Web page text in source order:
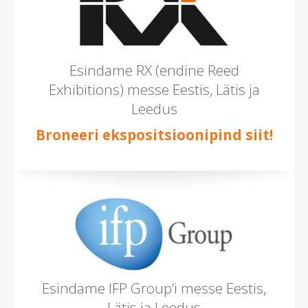
Esindame RX (endine Reed
Exhibitions) messe Eestis, Lätis ja
Leedus
Broneeri ekspositsioonipind siit!
Esindame IFP Group’i messe Eestis,